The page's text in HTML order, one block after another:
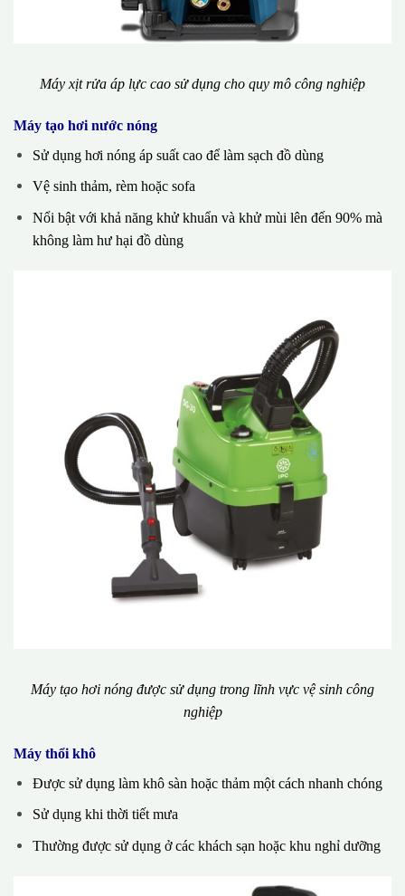
Máy xịt rửa áp lực cao sử dụng cho quy mô công nghiệp
Máy tạo hơi nước nóng
Sử dụng hơi nóng áp suất cao để làm sạch đồ dùng
Vệ sinh thảm, rèm hoặc sofa
Nổi bật với khả năng khử khuẩn và khử mùi lên đến 90% mà
không làm hư hại đồ dùng
Máy tạo hơi nóng được sử dụng trong lĩnh vực vệ sinh công
nghiệp
Máy thổi khô
Được sử dụng làm khô sàn hoặc thảm một cách nhanh chóng
Sử dụng khi thời tiết mưa
Thường được sử dụng ở các khách sạn hoặc khu nghỉ dưỡng